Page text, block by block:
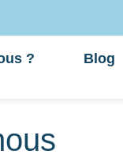
? Blog